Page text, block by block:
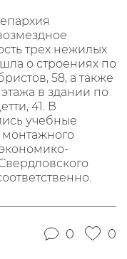
трех нежилых
о строениях по
58, а также
в здании по
41. В
учебные
монтажного
0 0